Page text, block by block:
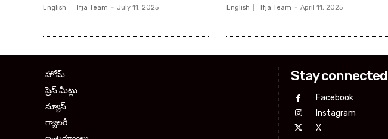
English Tfja Team - July 11, 2025 English Tfja Team - April 11, 2025
హోమ్
ప్రెస్ మీట్లు
న్యూస్
గ్యాలరీ
Stay connected
Facebook
Instagram
X